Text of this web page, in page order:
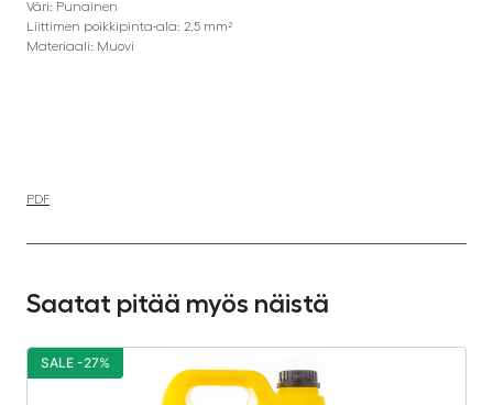
Väri: Punainen
Liittimen poikkipinta-ala: 2,5 mm²
Materiaali: Muovi
PDF
Saatat pitää myös näistä
SALE -27%